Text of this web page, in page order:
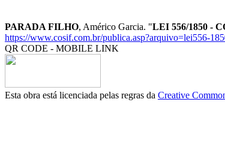
PARADA FILHO, Américo Garcia. "LEI 556/1850 -
https://www.cosif.com.br/publica.asp?arquivo=lei556-
QR CODE - MOBILE LINK
Esta obra está licenciada pelas regras da Creative